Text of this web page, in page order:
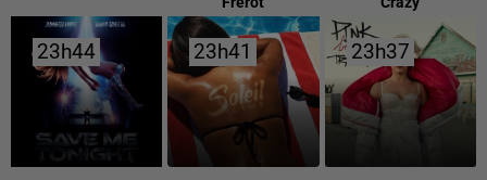
23h44
23h44 23h41
23h41 23h37
23h37